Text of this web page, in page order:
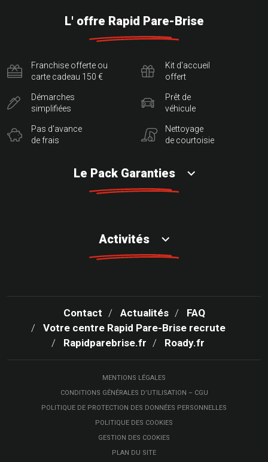
L' offre Rapid Pare-Brise
Franchise offerte ou
carte cadeau 150 €
Démarches
simplifiées
Pas d'avance
de frais
Kit d'accueil
offert
Prêt de
véhicule
Nettoyage
de courtoisie
Le Pack Garanties
Activités
Contact Actualités
FAQ
Votre centre Rapid Pare-Brise recrute
Rapidparebrise.fr
Roady.fr
MENTIONS LÉGALES
CONDITIONS GÉNÉRALES D’UTILISATION – CGU
POLITIQUE DE PROTECTION DES DONNÉES PERSONNELLES
POLITIQUE DES COOKIES
GESTION DES COOKIES
PLAN DU SITE